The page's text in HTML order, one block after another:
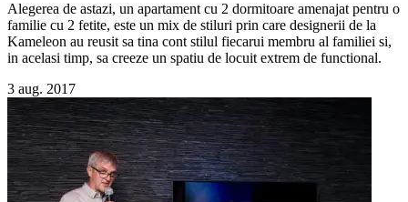
Alegerea de astazi, un apartament cu 2 dormitoare amenajat pentru o
familie cu 2 fetite, este un mix de stiluri prin care designerii de la
Kameleon au reusit sa tina cont stilul fiecarui membru al familiei si,
in acelasi timp, sa creeze un spatiu de locuit extrem de functional.
3 aug. 2017